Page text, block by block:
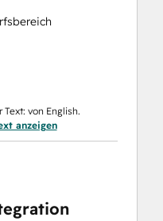
Text: von English.
anzeigen